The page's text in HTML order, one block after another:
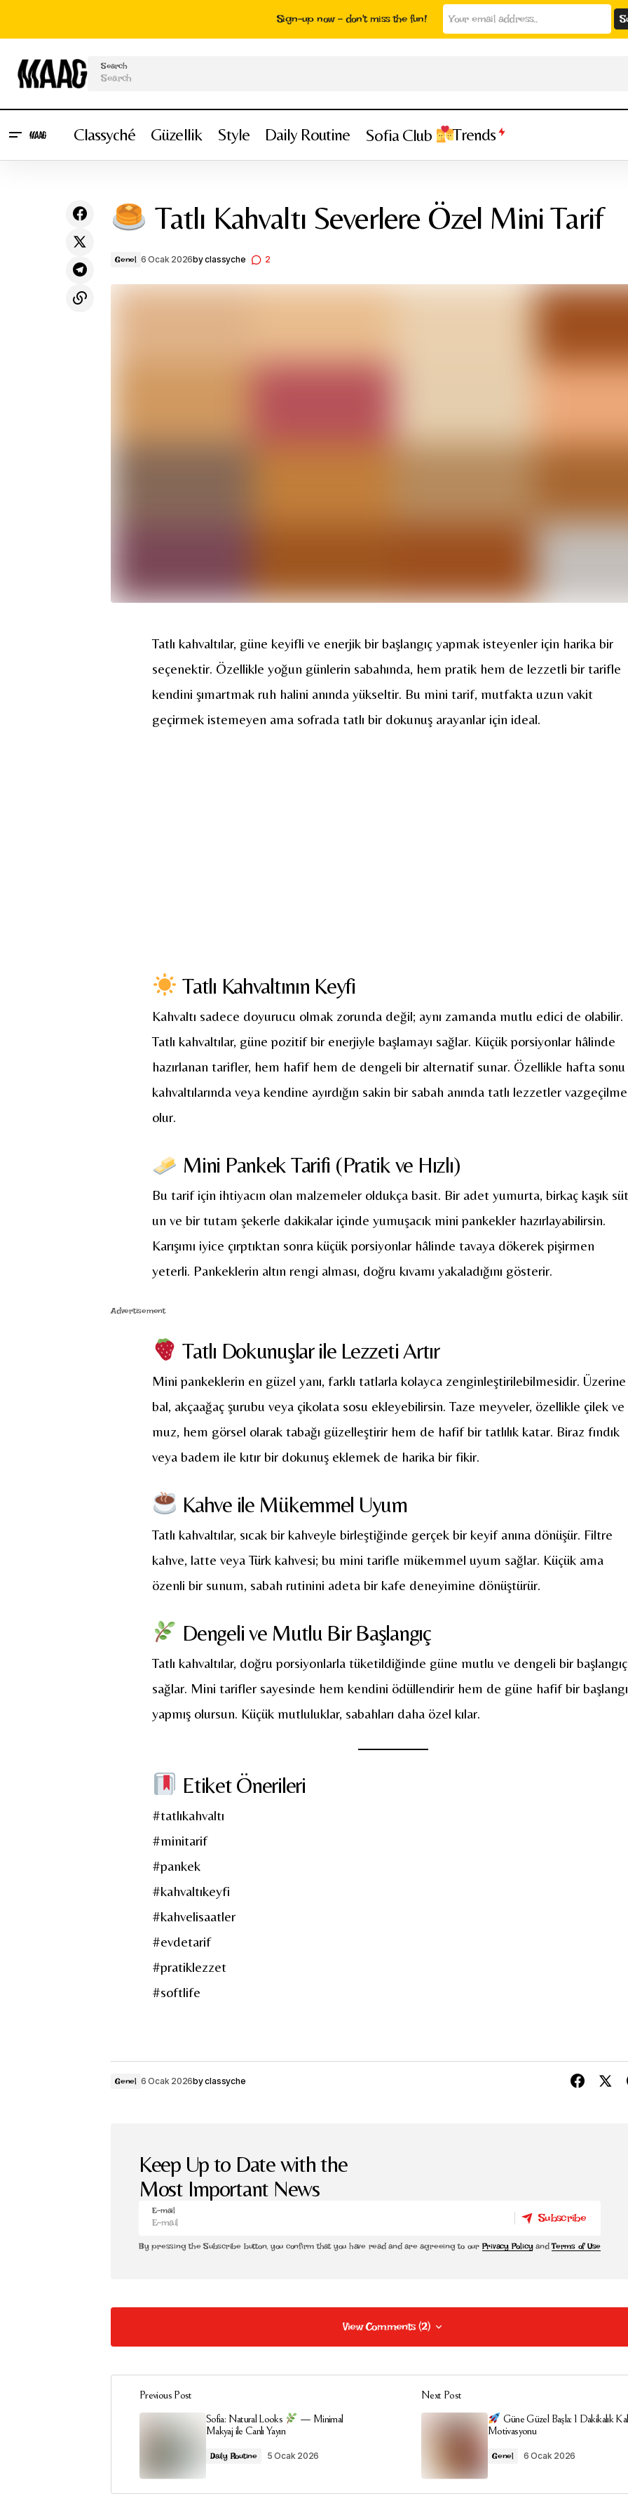
Search
Classyché Güzellik Style Daily Routine Sofia Club Trends
Tatlı Kahvaltı Severlere Özel Mini Tarif
Genel 6 Ocak 2026byclassyche 2
Tatlı kahvaltılar, güne keyifli ve enerjik bir başlangıç yapmak isteyenler için harika bir
seçenektir. Özellikle yoğun günlerin sabahında, hem pratik hem de lezzetli bir tarifle
kendini şımartmak ruh halini anında yükseltir. Bu mini tarif, mutfakta uzun vakit
geçirmek istemeyen ama sofrada tatlı bir dokunuş arayanlar için ideal.
Tatlı Kahvaltının Keyfi
Kahvaltı sadece doyurucu olmak zorunda değil; aynı zamanda mutlu edici de olabilir.
Tatlı kahvaltılar, güne pozitif bir enerjiyle başlamayı sağlar. Küçük porsiyonlar hâlinde
hazırlanan tarifler, hem hafif hem de dengeli bir alternatif sunar. Özellikle hafta sonu
kahvaltılarında veya kendine ayırdığın sakin bir sabah anında tatlı lezzetler
olur.
Mini Pankek Tarifi (Pratik ve Hızlı)
Bu tarif için ihtiyacın olan malzemeler oldukça basit. Bir adet yumurta, birkaç kaşık
un ve bir tutam şekerle dakikalar içinde yumuşacık mini pankekler hazırlayabilirsin.
Karışımı iyice çırptıktan sonra küçük porsiyonlar hâlinde tavaya dökerek pişirmen
yeterli. Pankeklerin altın rengi alması, doğru kıvamı yakaladığını gösterir.
Advertisement
Tatlı Dokunuşlar ile Lezzeti Artır
Mini pankeklerin en güzel yanı, farklı tatlarla kolayca zenginleştirilebilmesidir. Üzerine
bal, akçaağaç şurubu veya çikolata sosu ekleyebilirsin. Taze meyveler, özellikle çilek ve
muz, hem görsel olarak tabağı güzelleştirir hem de hafif bir tatlılık katar. Biraz fındık
veya badem ile kıtır bir dokunuş eklemek de harika bir fikir.
Kahve ile Mükemmel Uyum
Tatlı kahvaltılar, sıcak bir kahveyle birleştiğinde gerçek bir keyif anına dönüşür. Filtre
kahve, latte veya Türk kahvesi; bu mini tarifle mükemmel uyum sağlar. Küçük ama
özenli bir sunum, sabah rutinini adeta bir kafe deneyimine dönüştürür.
Dengeli ve Mutlu Bir Başlangıç
Tatlı kahvaltılar, doğru porsiyonlarla tüketildiğinde güne mutlu ve dengeli bir başlangıç
sağlar. Mini tarifler sayesinde hem kendini ödüllendirir hem de güne hafif bir
yapmış olursun. Küçük mutluluklar, sabahları daha özel kılar.
Etiket Önerileri
#tatlıkahvaltı
#minitarif
#pankek
#kahvaltıkeyfi
#kahvelisaatler
#evdetarif
#pratiklezzet
#softlife
Genel 6 Ocak 2026byclassyche
Keep Up to Date with the
Most Important News
E-mail
Subscribe
By pressing the Subscribe button, you confirm that you have read and are agreeing to our Privacy PolicyandTerms of Use
View Comments (2)
View Comments (2)
[…] Tatlı Kahvaltı Severlere Özel Mini Tarif […]
Güne Güzel Başla: 1 Dakikalık Kahvaltı Motivasyonu - Classyche 6 Ocak 2026 at 12:06
**back biome**
Previous Post
Sofia: Natural Looks
— Minimal
Makyaj ile Canlı Yayın
Daily Routine 5 Ocak 2026
Next Post
Güne Güzel Başla: 1 Dakikalık
Motivasyonu
Genel 6 Ocak 2026
Sign-up now - don't miss the fun!